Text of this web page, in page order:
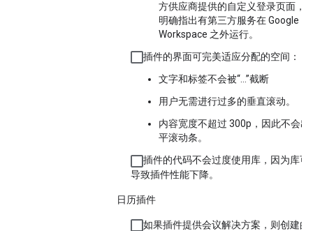
方供应商提供的自定义登录页面，
明确指出有第三方服务在 Google
Workspace 之外运行。
插件的界面可完美适应分配的空间：
文字和标签不会被“…”截断
用户无需进行过多的垂直滚动。
内容宽度不超过 300p，因此不会出
平滚动条。
插件的代码不会过度使用库，因为库可
导致插件性能下降。
日历插件
如果插件提供会议解决方案，则创建的